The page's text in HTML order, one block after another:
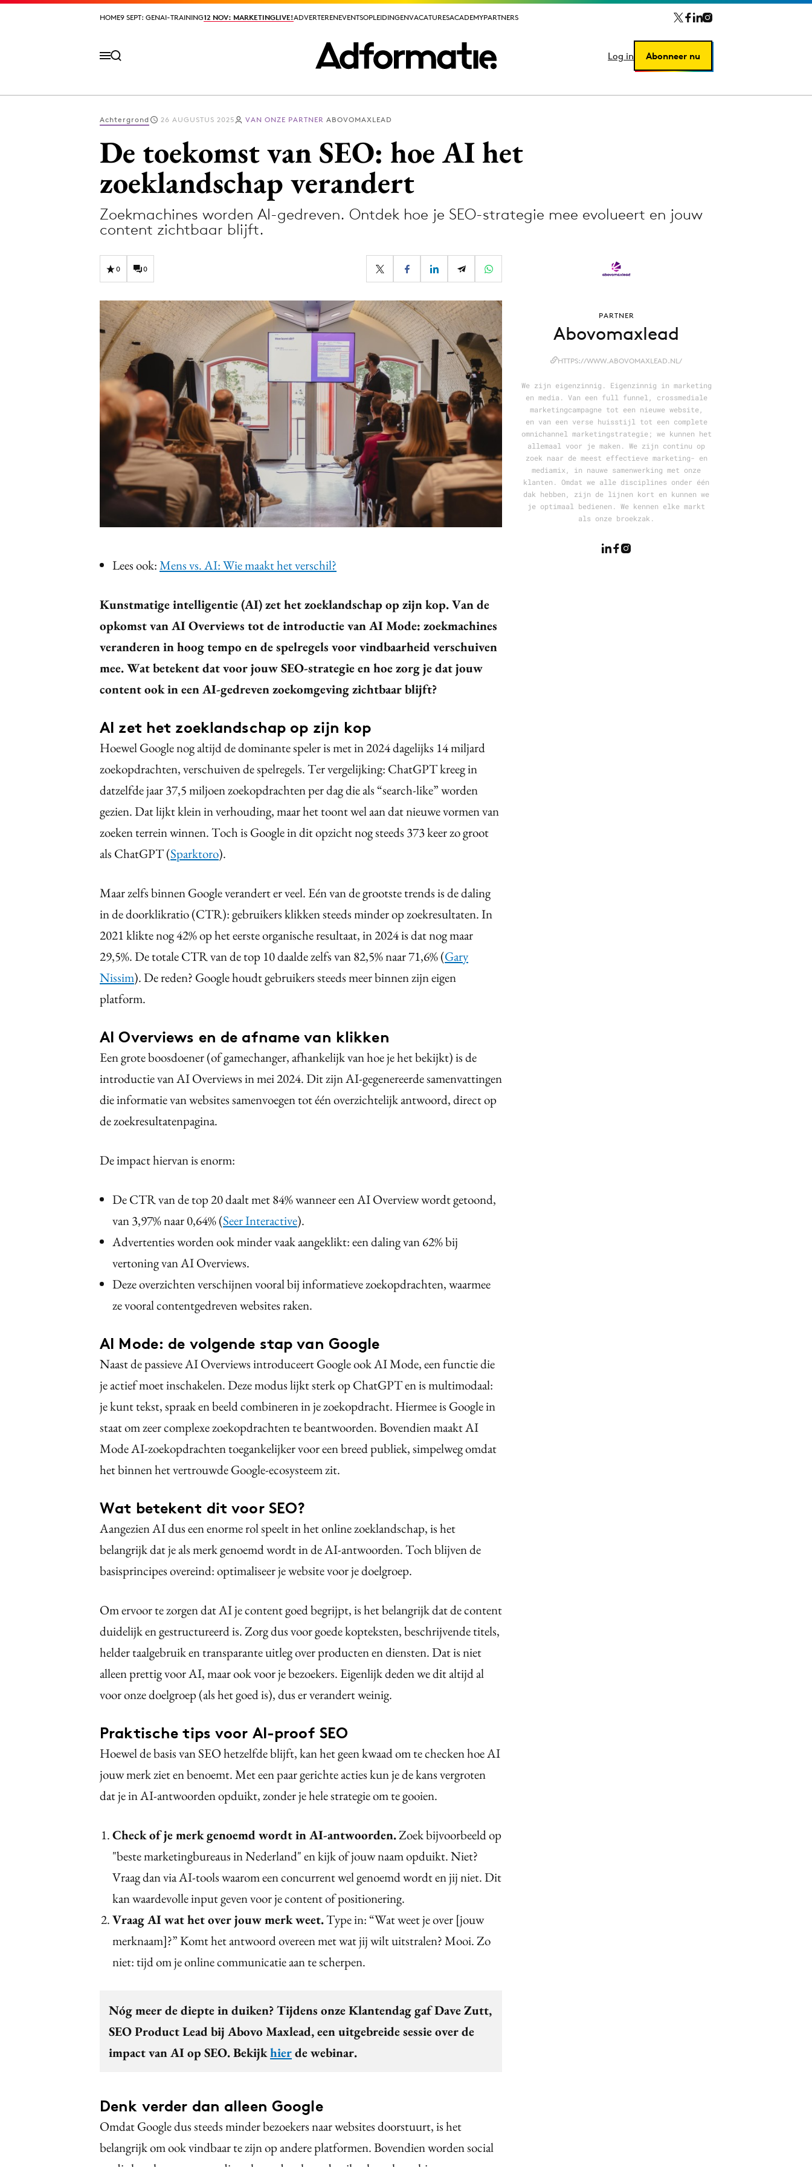
HOME9 SEPT: GENAI-TRAINING12 NOV: MARKETINGLIVE!ADVERTERENEVENTSOPLEIDINGENVACATURESACADEMYPARTNERS
Log in Abonneer nu
HOME9 SEPT: GENAI-TRAINING12 NOV: MARKETINGLIVE!ADVERTERENEVENTSOPLEIDINGENVACATURESACADEMYPARTNERS
Log in Abonneer nu
Design
Digital transformation
Influencer marketing
Interne communicatie
Martech
Media
PR
Programmatic
Reputatie & crisis
Achtergrond 26 AUGUSTUS 2025 VAN ONZE PARTNER ABOVOMAXLEAD
De toekomst van SEO: hoe AI het
zoeklandschap verandert
Zoekmachines worden AI-gedreven. Ontdek hoe je SEO-strategie mee evolueert en jouw
content zichtbaar blijft.
0 0
Lees ook:Mens vs. AI: Wie maakt het verschil?
Kunstmatige intelligentie (AI) zet het zoeklandschap op zijn kop. Van de
opkomst van AI Overviews tot de introductie van AI Mode: zoekmachines
veranderen in hoog tempo en de spelregels voor vindbaarheid verschuiven
mee. Wat betekent dat voor jouw SEO-strategie en hoe zorg je dat jouw
content ook in een AI-gedreven zoekomgeving zichtbaar blijft?
AI zet het zoeklandschap op zijn kop
Hoewel Google nog altijd de dominante speler is met in 2024 dagelijks 14 miljard
zoekopdrachten, verschuiven de spelregels. Ter vergelijking: ChatGPT kreeg in
datzelfde jaar 37,5 miljoen zoekopdrachten per dag die als “search-like” worden
gezien. Dat lijkt klein in verhouding, maar het toont wel aan dat nieuwe vormen van
zoeken terrein winnen. Toch is Google in dit opzicht nog steeds 373 keer zo groot
als ChatGPT (Sparktoro).
Maar zelfs binnen Google verandert er veel. Eén van de grootste trends is de daling
in de doorklikratio (CTR): gebruikers klikken steeds minder op zoekresultaten. In
2021 klikte nog 42% op het eerste organische resultaat, in 2024 is dat nog maar
29,5%. De totale CTR van de top 10 daalde zelfs van 82,5% naar 71,6% (Gary
Nissim). De reden? Google houdt gebruikers steeds meer binnen zijn eigen
platform.
AI Overviews en de afname van klikken
Een grote boosdoener (of gamechanger, afhankelijk van hoe je het bekijkt) is de
introductie van AI Overviews in mei 2024. Dit zijn AI-gegenereerde samenvattingen
die informatie van websites samenvoegen tot één overzichtelijk antwoord, direct op
de zoekresultatenpagina.
De impact hiervan is enorm:
De CTR van de top 20 daalt met 84% wanneer een AI Overview wordt getoond,
van 3,97% naar 0,64% (Seer Interactive).
Advertenties worden ook minder vaak aangeklikt: een daling van 62% bij
vertoning van AI Overviews.
Deze overzichten verschijnen vooral bij informatieve zoekopdrachten, waarmee
ze vooral contentgedreven websites raken.
AI Mode: de volgende stap van Google
Naast de passieve AI Overviews introduceert Google ook AI Mode, een functie die
je actief moet inschakelen. Deze modus lijkt sterk op ChatGPT en is multimodaal:
je kunt tekst, spraak en beeld combineren in je zoekopdracht. Hiermee is Google in
staat om zeer complexe zoekopdrachten te beantwoorden. Bovendien maakt AI
Mode AI-zoekopdrachten toegankelijker voor een breed publiek, simpelweg omdat
het binnen het vertrouwde Google-ecosysteem zit.
Wat betekent dit voor SEO?
Aangezien AI dus een enorme rol speelt in het online zoeklandschap, is het
belangrijk dat je als merk genoemd wordt in de AI-antwoorden. Toch blijven de
basisprincipes overeind: optimaliseer je website voor je doelgroep.
Om ervoor te zorgen dat AI je content goed begrijpt, is het belangrijk dat de content
duidelijk en gestructureerd is. Zorg dus voor goede kopteksten, beschrijvende titels,
helder taalgebruik en transparante uitleg over producten en diensten. Dat is niet
alleen prettig voor AI, maar ook voor je bezoekers. Eigenlijk deden we dit altijd al
voor onze doelgroep (als het goed is), dus er verandert weinig.
Praktische tips voor AI-proof SEO
Hoewel de basis van SEO hetzelfde blijft, kan het geen kwaad om te checken hoe AI
jouw merk ziet en benoemt. Met een paar gerichte acties kun je de kans vergroten
dat je in AI-antwoorden opduikt, zonder je hele strategie om te gooien.
Check of je merk genoemd wordt in AI-antwoorden.Zoek bijvoorbeeld op
"beste marketingbureaus in Nederland" en kijk of jouw naam opduikt. Niet?
Vraag dan via AI-tools waarom een concurrent wel genoemd wordt en jij niet. Dit
kan waardevolle input geven voor je content of positionering.
Vraag AI wat het over jouw merk weet.Type in: “Wat weet je over [jouw
merknaam]?” Komt het antwoord overeen met wat jij wilt uitstralen? Mooi. Zo
niet: tijd om je online communicatie aan te scherpen.
Nóg meer de diepte in duiken? Tijdens onze Klantendag gaf Dave Zutt,
SEO Product Lead bij Abovo Maxlead, een uitgebreide sessie over de
impact van AI op SEO. Bekijkhierde webinar.
Denk verder dan alleen Google
Omdat Google dus steeds minder bezoekers naar websites doorstuurt, is het
belangrijk om ook vindbaar te zijn op andere platformen. Bovendien worden social
PARTNER
Abovomaxlead
HTTPS://WWW.ABOVOMAXLEAD.NL/
We zijn eigenzinnig. Eigenzinnig in marketing
en media. Van een full funnel, crossmediale
marketingcampagne tot een nieuwe website,
en van een verse huisstijl tot een complete
omnichannel marketingstrategie; we kunnen het
allemaal voor je maken. We zijn continu op
zoek naar de meest effectieve marketing- en
mediamix, in nauwe samenwerking met onze
klanten. Omdat we alle disciplines onder één
dak hebben, zijn de lijnen kort en kunnen we
je optimaal bedienen. We kennen elke markt
als onze broekzak.